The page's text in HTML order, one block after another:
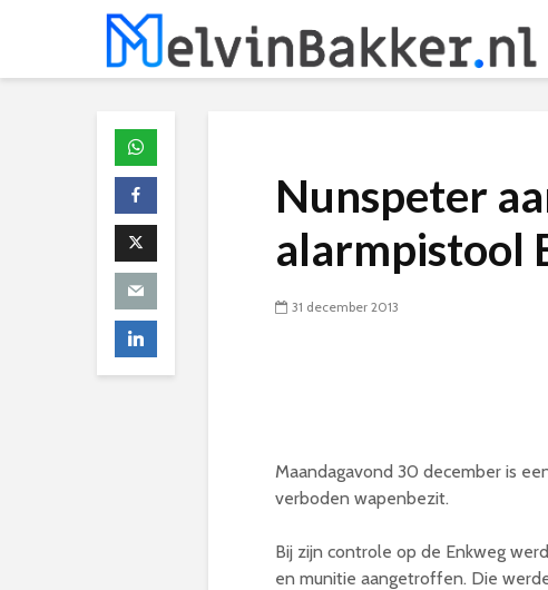
Nunspeter
alarmpistool
31 december 2013
Maandagavond 30 december is
verboden wapenbezit.
Bij zijn controle op de Enkweg
en munitie aangetroffen. Die